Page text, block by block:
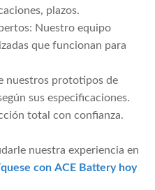
plazos.
Nuestro equipo
que funcionan para
nuestros prototipos de
sus especificaciones.
total con confianza.
nuestra experiencia en
con ACE Battery hoy